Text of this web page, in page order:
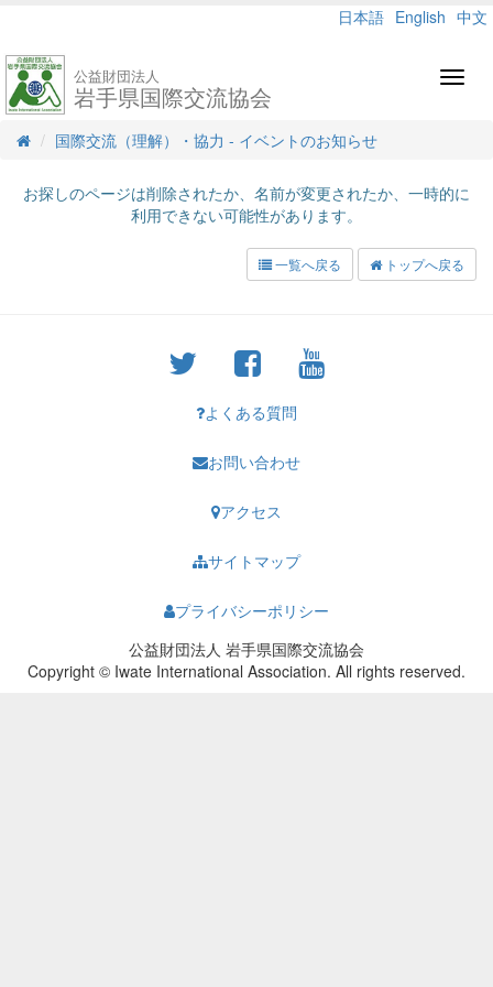
日本語 English 中文
公益財団法人
岩手県国際交流協会
国際交流（理解）・協力 - イベントのお知らせ
お探しのページは削除されたか、名前が変更されたか、一時的に
利用できない可能性があります。
一覧へ戻る トップへ戻る
よくある質問
お問い合わせ
アクセス
サイトマップ
プライバシーポリシー
公益財団法人 岩手県国際交流協会
Copyright © Iwate International Association. All rights reserved.